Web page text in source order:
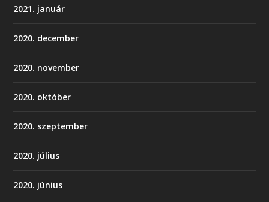
2021. január
2020. december
2020. november
2020. október
2020. szeptember
2020. július
2020. június